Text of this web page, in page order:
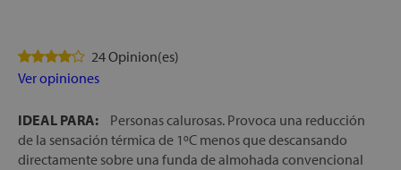
24 Opinion(es)
Ver opiniones
IDEAL PARA:
Personas calurosas. Provoca una reducción
de la sensación térmica de 1ºC menos que descansando
directamente sobre una funda de almohada convencional